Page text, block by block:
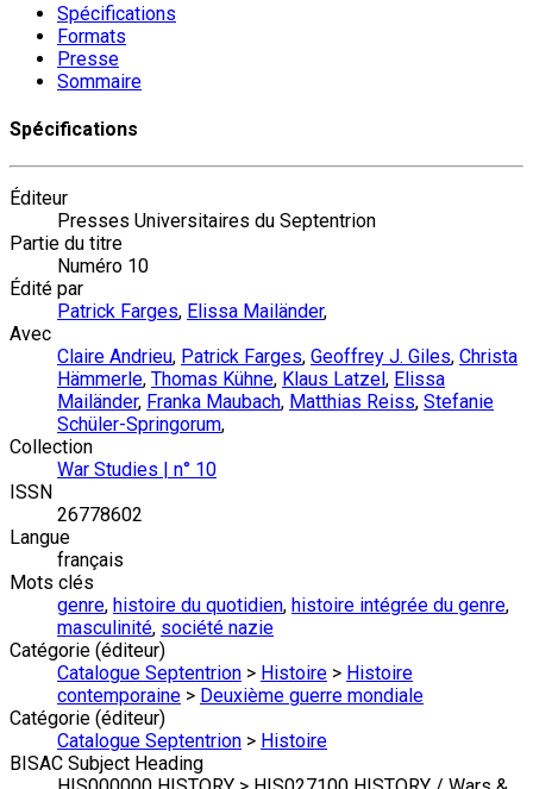
Spécifications
Formats
Presse
Sommaire
Spécifications
Éditeur
Presses Universitaires du Septentrion
Partie du titre
Numéro 10
Édité par
Patrick Farges, Elissa Mailänder,
Avec
Claire Andrieu, Patrick Farges, Geoffrey J. Giles, Christa
Hämmerle, Thomas Kühne, Klaus Latzel , Elissa
Mailänder, Franka Maubach, Matthias Reiss, Stefanie
Schüler-Springorum,
Collection
War Studies | n° 10
ISSN
26778602
Langue
français
Mots clés
genre, histoire du quotidien, histoire intégrée du genre,
masculinité, société nazie
Catégorie (éditeur)
Catalogue Septentrion > Histoire > Histoire
contemporaine > Deuxième guerre mondiale
Catégorie (éditeur)
Catalogue Septentrion > Histoire
BISAC Subject Heading